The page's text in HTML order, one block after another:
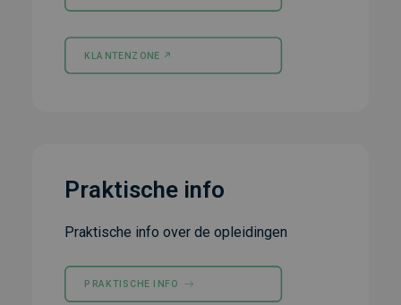
KLANTENZONE ↗︎
Praktische info
Praktische info over de opleidingen
PRAKTISCHE INFO